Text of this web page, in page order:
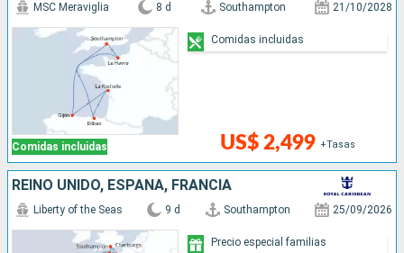
Comidas incluidas
MSC Meraviglia 8 d Southampton 21/10/2028
US$ 2,499 +Tasas
Comidas incluidas
REINO UNIDO, ESPAÑA, FRANCIA
Liberty of the Seas 9 d Southampton 25/09/2026
Precio especial familias